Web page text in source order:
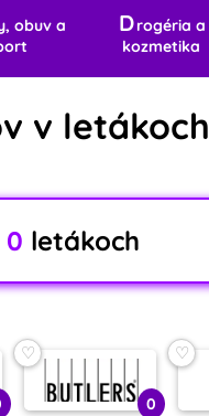
obuv a
Drogéria a
kozmetika
v letákoch
0 letákoch
0
♡ ♡